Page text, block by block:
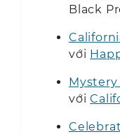
Black
với
Mystery
với